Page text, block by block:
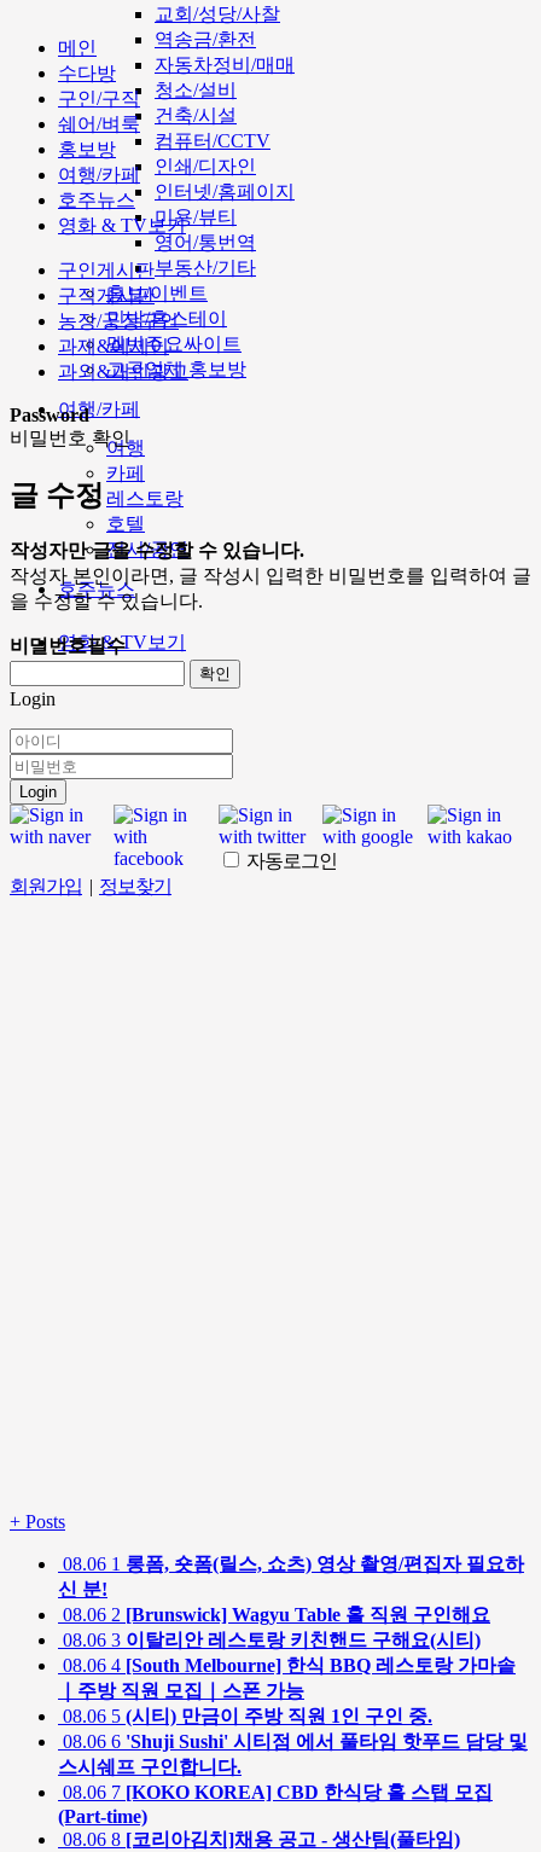
교회/성당/사찰
역송금/환전
자동차정비/매매
청소/설비
건축/시설
컴퓨터/CCTV
인쇄/디자인
인터넷/홈페이지
미용/뷰티
영어/통번역
부동산/기타
홍보/이벤트
민박/홈스테이
멜번주요싸이트
고국업체 홍보방
여행/카페
여행
카페
레스토랑
호텔
전시/공연
호주뉴스
영화 & TV보기
메인
수다방
구인/구직
쉐어/벼룩
홍보방
여행/카페
호주뉴스
영화 & TV보기
구인게시판
구직게시판
농장/공장구인
과제&에세이
과외&개인광고
Password
비밀번호 확인
글 수정
작성자만 글을 수정할 수 있습니다.
작성자 본인이라면, 글 작성시 입력한 비밀번호를 입력하여 글
을 수정할 수 있습니다.
비밀번호필수
확인
Login
Login
자동로그인
회원가입 | 정보찾기
+ Posts
08.06 1 롱폼, 숏폼(릴스, 쇼츠) 영상 촬영/편집자 필요하
신 분!
08.06 2 [Brunswick] Wagyu Table 홀 직원 구인해요
08.06 3 이탈리안 레스토랑 키친핸드 구해요(시티)
08.06 4 [South Melbourne] 한식 BBQ 레스토랑 가마솥
｜주방 직원 모집｜스폰 가능
08.06 5 (시티) 만금이 주방 직원 1인 구인 중.
08.06 6 'Shuji Sushi' 시티점 에서 풀타임 핫푸드 담당 및
스시쉐프 구인합니다.
08.06 7 [KOKO KOREA] CBD 한식당 홀 스탭 모집
(Part-time)
08.06 8 [코리아김치]채용 공고 - 생산팀(풀타임)